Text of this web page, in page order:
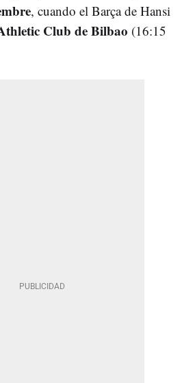
, cuando el Barça de Hansi
Club de Bilbao (16:15